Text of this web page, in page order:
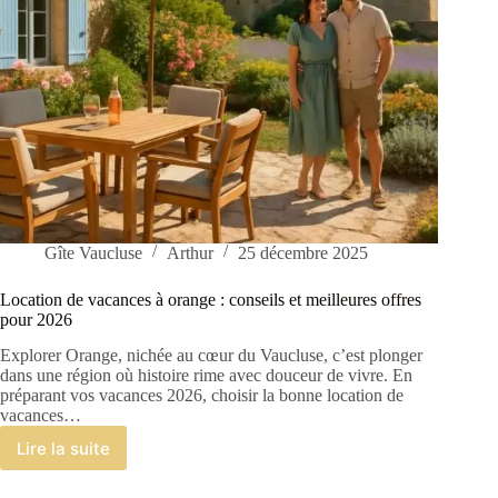
Gîte Vaucluse Arthur 25 décembre 2025
Location de vacances à orange : conseils et meilleures offres
pour 2026
Explorer Orange, nichée au cœur du Vaucluse, c’est plonger
dans une région où histoire rime avec douceur de vivre. En
préparant vos vacances 2026, choisir la bonne location de
vacances…
Lire la suite
Location